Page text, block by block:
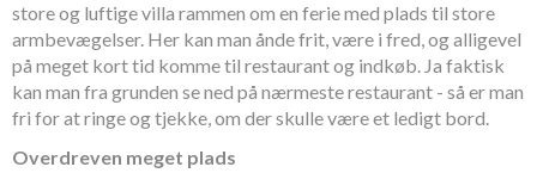
store og luftige villa rammen om en ferie med plads til store
armbevægelser. Her kan man ånde frit, være i fred, og alligevel
på meget kort tid komme til restaurant og indkøb. Ja faktisk
kan man fra grunden se ned på nærmeste restaurant - så er man
fri for at ringe og tjekke, om der skulle være et ledigt bord.
Overdreven meget plads